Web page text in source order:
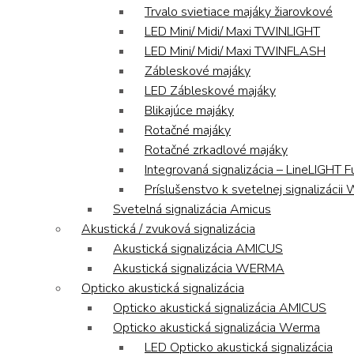
Trvalo svietiace majáky žiarovkové
LED Mini/ Midi/ Maxi TWINLIGHT
LED Mini/ Midi/ Maxi TWINFLASH
Zábleskové majáky
LED Zábleskové majáky
Blikajúce majáky
Rotačné majáky
Rotačné zrkadlové majáky
Integrovaná signalizácia – LineLIGHT
Príslušenstvo k svetelnej signalizácii
Svetelná signalizácia Amicus
Akustická / zvuková signalizácia
Akustická signalizácia AMICUS
Akustická signalizácia WERMA
Opticko akustická signalizácia
Opticko akustická signalizácia AMICUS
Opticko akustická signalizácia Werma
LED Opticko akustická signalizácia